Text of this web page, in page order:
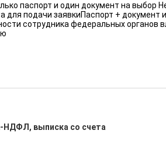
паспорт и один документ на
подачи заявкиПаспорт +
сотрудника федеральных
НДФЛ, выписка со счета